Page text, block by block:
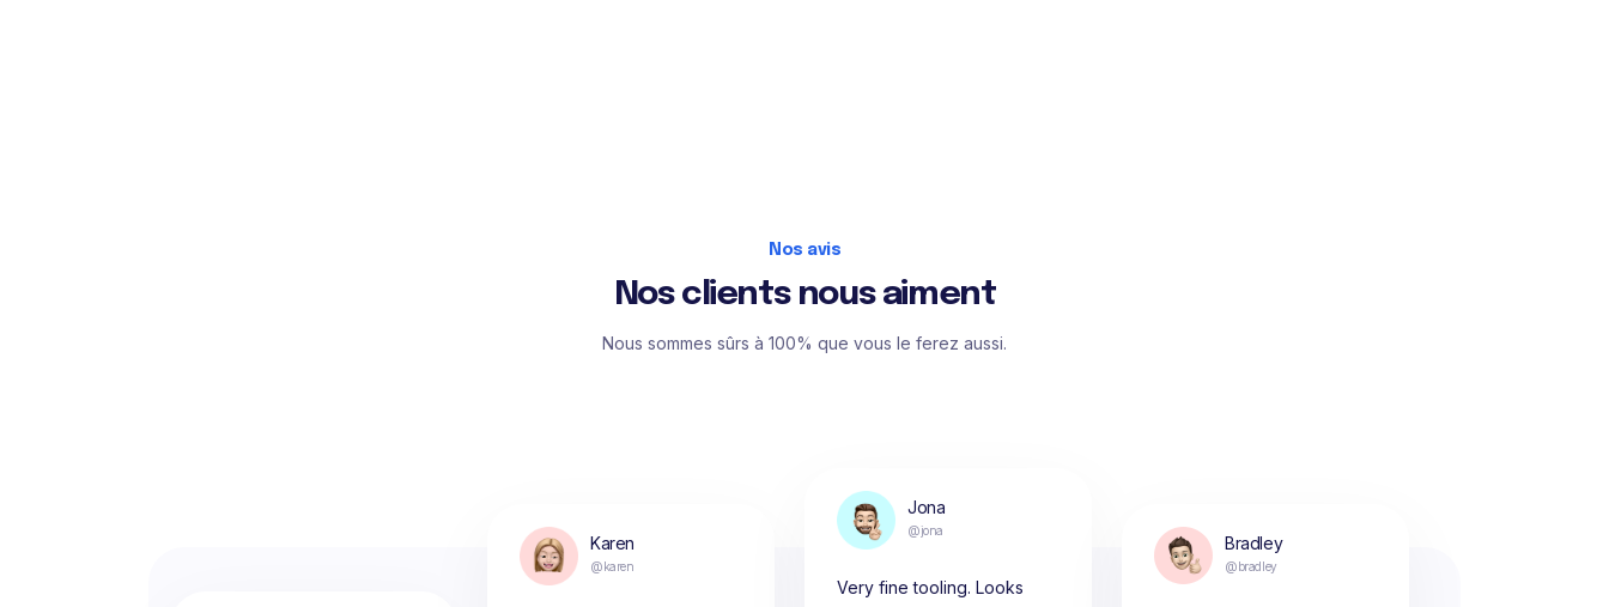
Nos avis
Nos clients nous aiment
Nous sommes sûrs à 100% que vous le ferez aussi.
Karen
@karen
Jona
@jona
Very fine tooling. Looks
Bradley
@bradley